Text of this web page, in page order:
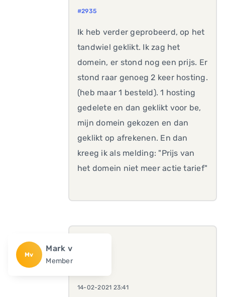
#2935
Ik heb verder geprobeerd, op het
tandwiel geklikt. Ik zag het
domein, er stond nog een prijs. Er
stond raar genoeg 2 keer hosting.
(heb maar 1 besteld). 1 hosting
gedelete en dan geklikt voor be,
mijn domein gekozen en dan
geklikt op afrekenen. En dan
kreeg ik als melding: "Prijs van
het domein niet meer actie tarief"
Mv
Mark v
Member
14-02-2021 23:41